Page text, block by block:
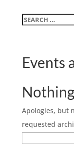
Events
Apologies, but
requested